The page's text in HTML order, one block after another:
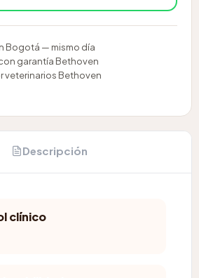
Bogotá — mismo día
garantía Bethoven
veterinarios Bethoven
Descripción
clínico